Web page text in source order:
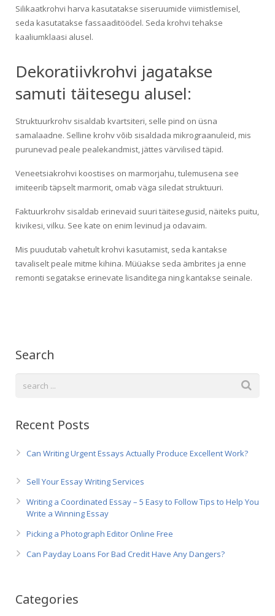
Silikaatkrohvi harva kasutatakse siseruumide viimistlemisel,
seda kasutatakse fassaaditöödel. Seda krohvi tehakse
kaaliumklaasi alusel.
Dekoratiivkrohvi jagatakse
samuti täitesegu alusel:
Struktuurkrohv sisaldab kvartsiteri, selle pind on üsna
samalaadne. Selline krohv võib sisaldada mikrograanuleid, mis
purunevad peale pealekandmist, jättes värvilised täpid.
Veneetsiakrohvi koostises on marmorjahu, tulemusena see
imiteerib täpselt marmorit, omab väga siledat struktuuri.
Faktuurkrohv sisaldab erinevaid suuri täitesegusid, näiteks puitu,
kivikesi, vilku. See kate on enim levinud ja odavaim.
Mis puudutab vahetult krohvi kasutamist, seda kantakse
tavaliselt peale mitme kihina. Müüakse seda ämbrites ja enne
remonti segatakse erinevate lisanditega ning kantakse seinale.
Search
Recent Posts
Can Writing Urgent Essays Actually Produce Excellent Work?
Sell Your Essay Writing Services
Writing a Coordinated Essay – 5 Easy to Follow Tips to Help You
Write a Winning Essay
Picking a Photograph Editor Online Free
Can Payday Loans For Bad Credit Have Any Dangers?
Categories